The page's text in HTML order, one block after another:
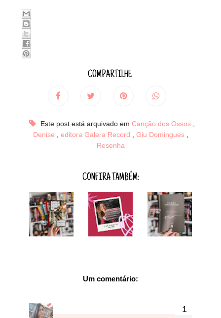
COMPARTILHE
Este post está arquivado em Canção dos Ossos
Denise
editora Galera Record Giu Domingues
Resenha
CONFIRA TAMBÉM:
Um comentário: